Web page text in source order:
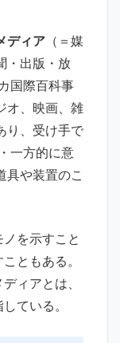
ディア （＝媒
・出版・放
国際百科事
オ、映画、雑
り、受け手で
一方的に意
具や装置のこ
を示すこと
ともある。
ィアとは、
ている。